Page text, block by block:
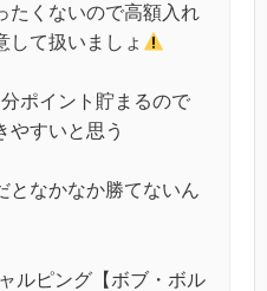
たくないので高額入れ
して扱いましょ
ポイント貯まるので
やすいと思う
となかなか勝てないん
ルピング【ボブ・ボル